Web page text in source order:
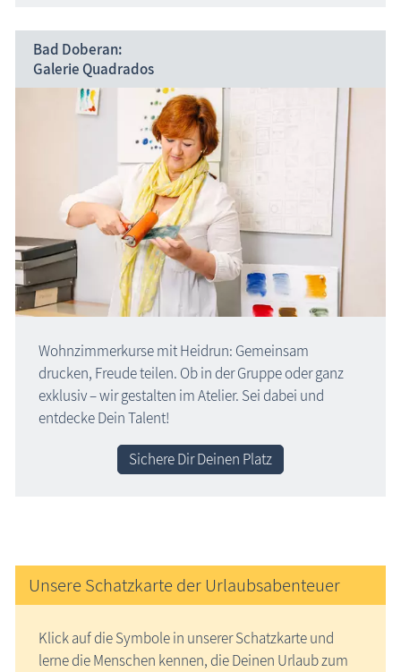
Bad Doberan:
Galerie Quadrados
Wohnzimmerkurse mit Heidrun: Gemeinsam
drucken, Freude teilen. Ob in der Gruppe oder ganz
exklusiv – wir gestalten im Atelier. Sei dabei und
entdecke Dein Talent!
Sichere Dir Deinen Platz
Unsere Schatzkarte der Urlaubsabenteuer
Klick auf die Symbole in unserer Schatzkarte und
lerne die Menschen kennen, die Deinen Urlaub zum